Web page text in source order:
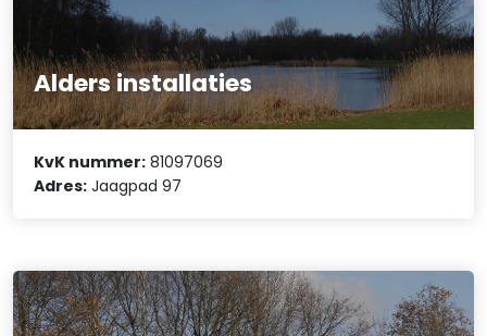
Alders installaties
KvK nummer: 81097069
Adres: Jaagpad 97